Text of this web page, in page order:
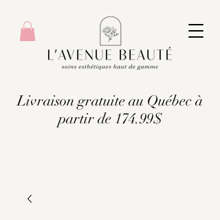
Livraison gratuite au Québec à
partir de 174.99$